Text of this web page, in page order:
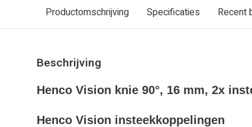
Productomschrijving Specificaties Recent
Beschrijving
Henco Vision knie 90°, 16 mm, 2x
Henco Vision insteekkoppelingen